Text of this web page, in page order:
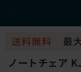
ノートチェア